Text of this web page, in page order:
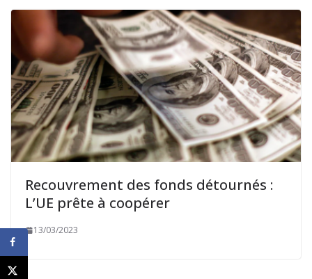
Recouvrement des fonds détournés :
L’UE prête à coopérer
13/03/2023